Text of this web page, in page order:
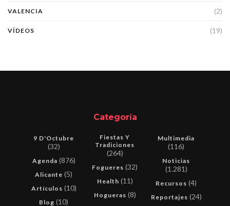
VALENCIA (2)
VÍDEOS (19)
Categoría
9 D'Octubre
(32)
Agenda (876)
Alicante (5)
Artículos (10)
Blog (10)
Fiestas Y
Tradiciones
(264)
Fogueres (32)
Health (11)
Hogueras (8)
Multimedia
(116)
Noticias
(1.281)
Recursos (4)
Reportajes (24)